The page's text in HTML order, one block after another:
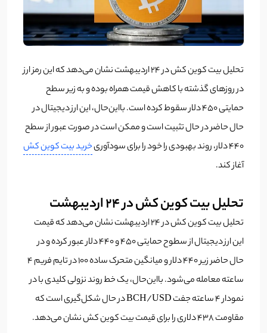
‎تحلیل بیت کوین کش در ٢٤ اردیبهشت نشان می‌دهد که این رمز ارز
در روزهای گذشته با کاهش قیمت همراه بوده و به زیر سطح
حمایتی ٤۵٠ دلار سقوط کرده است. با‌این‌حال، این ارز دیجیتال در
حال حاضر در حال تثبیت است و ممکن است در صورت عبور از سطح
٤٤٠ دلار، روند بهبودی را خود را برای سودآوری
خرید بیت کوین کش
آغاز کند.
تحلیل بیت کوین کش در ٢٤ اردیبهشت
تحلیل بیت کوین کش در ٢٤ اردیبهشت نشان می‌دهد که قیمت
این ارز دیجیتال از سطوح حمایتی ٤۵٠ و ٤٤٠ دلار عبور کرده و در
حال حاضر زیر ٤٤٠ دلار و میانگین متحرک ساده ١٠٠ در تایم فریم ٤
ساعته معامله می‌شود. با‌این‌حال، یک خط روند نزولی کلیدی با در
نمودار ٤ ساعته جفت BCH/USD در حال شکل‌گیری است که
مقاومت 438 دلاری را برای قیمت بیت کوین کش نشان می‌دهد.